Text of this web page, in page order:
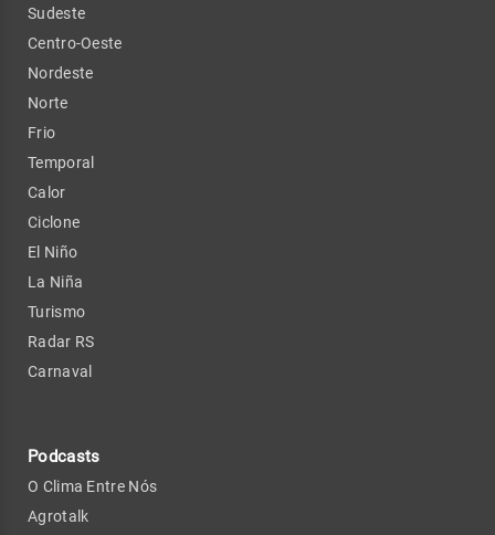
Sudeste
Centro-Oeste
Nordeste
Norte
Frio
Temporal
Calor
Ciclone
El Niño
La Niña
Turismo
Radar RS
Carnaval
Podcasts
O Clima Entre Nós
Agrotalk